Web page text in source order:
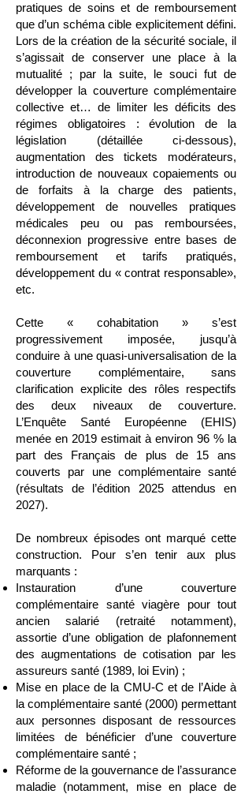
pratiques de soins et de remboursement
que d’un schéma cible explicitement défini.
Lors de la création de la sécurité sociale, il
s’agissait de conserver une place à la
mutualité ; par la suite, le souci fut de
développer la couverture complémentaire
collective et… de limiter les déficits des
régimes obligatoires : évolution de la
législation (détaillée ci-dessous),
augmentation des tickets modérateurs,
introduction de nouveaux copaiements ou
de forfaits à la charge des patients,
développement de nouvelles pratiques
médicales peu ou pas remboursées,
déconnexion progressive entre bases de
remboursement et tarifs pratiqués,
développement du « contrat responsable»,
etc.
Cette « cohabitation » s’est
progressivement imposée, jusqu’à
conduire à une quasi-universalisation de la
couverture complémentaire, sans
clarification explicite des rôles respectifs
des deux niveaux de couverture.
L’Enquête Santé Européenne (EHIS)
menée en 2019 estimait à environ 96 % la
part des Français de plus de 15 ans
couverts par une complémentaire santé
(résultats de l’édition 2025 attendus en
2027).
De nombreux épisodes ont marqué cette
construction. Pour s’en tenir aux plus
marquants :
Instauration d’une couverture
complémentaire santé viagère pour tout
ancien salarié (retraité notamment),
assortie d’une obligation de plafonnement
des augmentations de cotisation par les
assureurs santé (1989, loi Evin) ;
Mise en place de la CMU-C et de l’Aide à
la complémentaire santé (2000) permettant
aux personnes disposant de ressources
limitées de bénéficier d’une couverture
complémentaire santé ;
Réforme de la gouvernance de l’assurance
maladie (notamment, mise en place de